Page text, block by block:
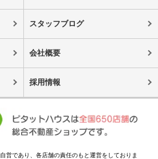
スタッフブログ
会社概要
採用情報
営であり、各店舗の責任のもと運営をしておりま